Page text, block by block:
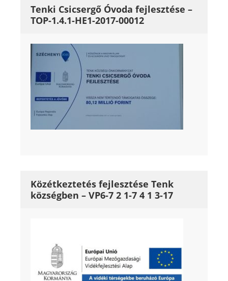
Tenki Csicsergő Óvoda fejlesztése –
TOP-1.4.1-HE1-2017-00012
Közétkeztetés fejlesztése Tenk
községben – VP6-7 2 1-7 4 1 3-17